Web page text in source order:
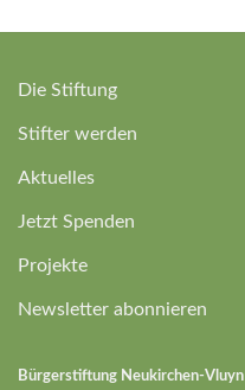
Die Stiftung
Stifter werden
Aktuelles
Jetzt Spenden
Projekte
Newsletter abonnieren
Bürgerstiftung Neukirchen-Vluyn